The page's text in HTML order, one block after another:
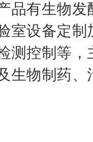
品有生物
室设备定
测控制等
生物制药